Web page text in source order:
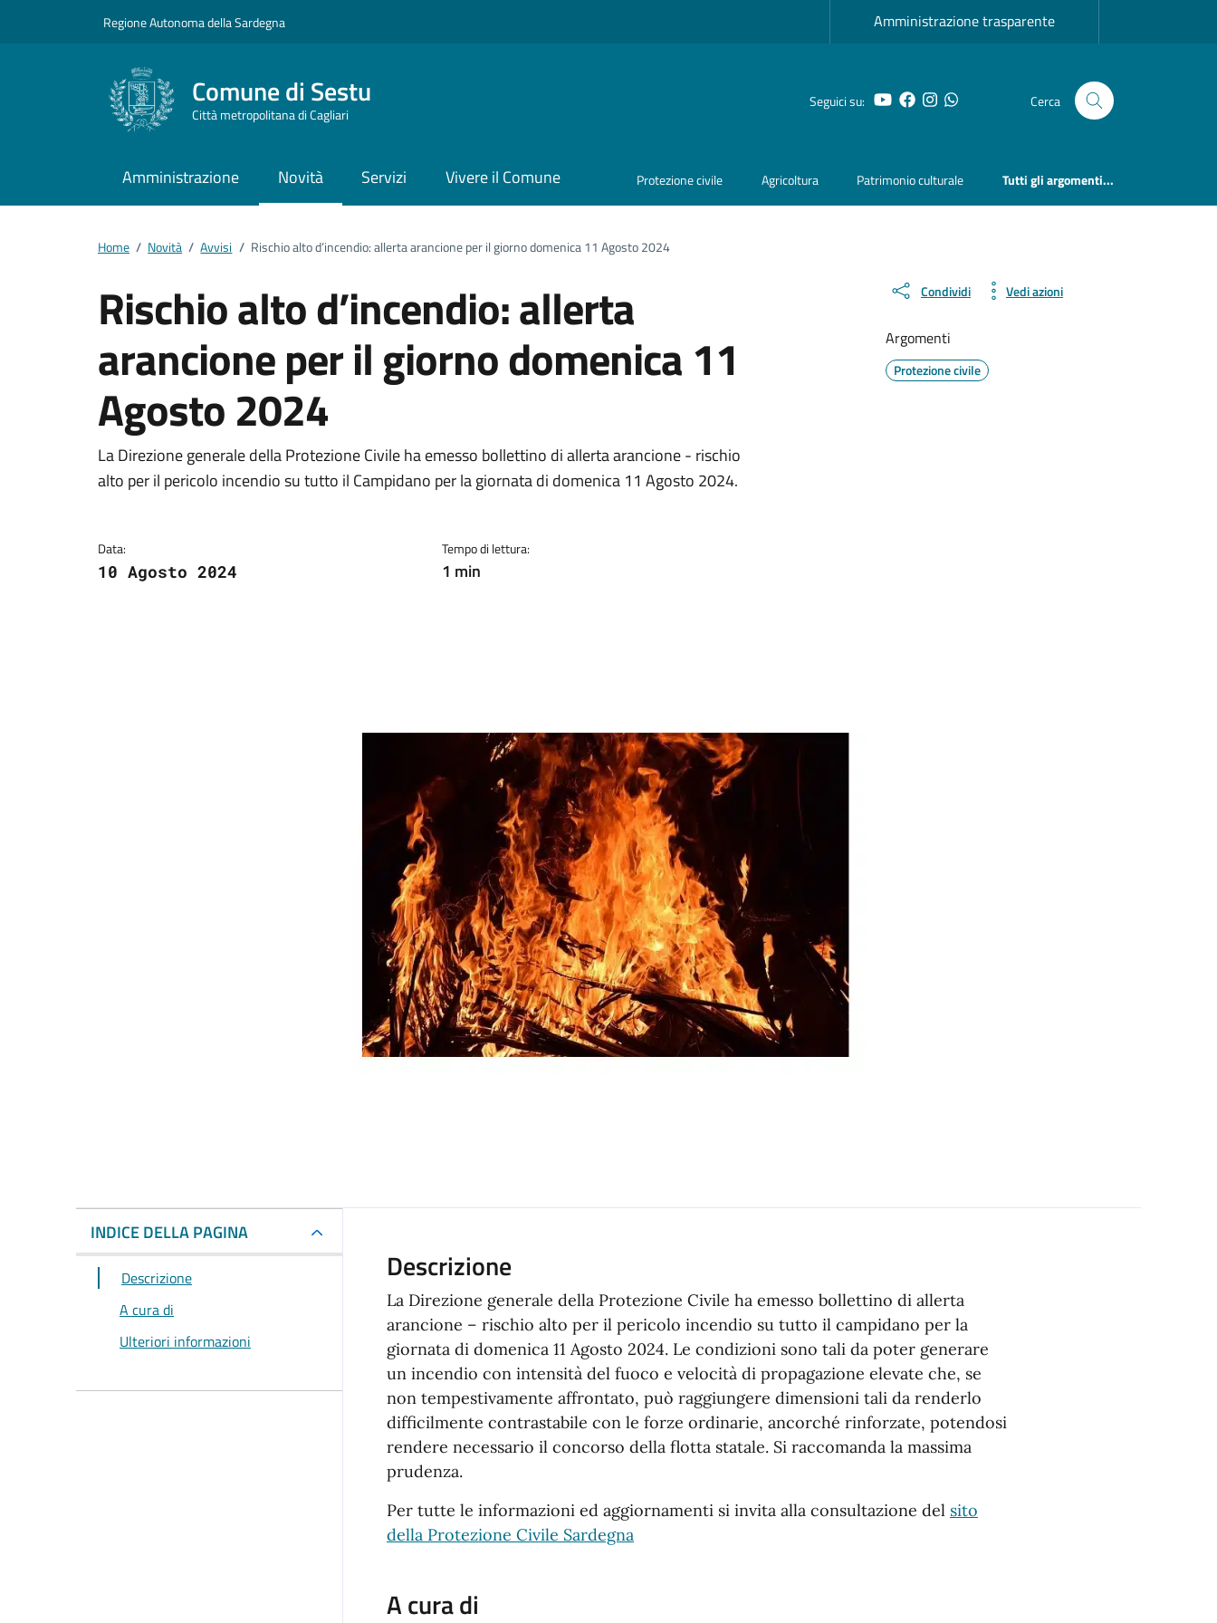
Regione Autonoma della Sardegna Amministrazione trasparente
Comune di Sestu
Città metropolitana di Cagliari
Seguici su: YouTube
Facebook
Instagram
Whatsapp Cerca
Amministrazione Novità Servizi Vivere il Comune Protezione civile Agricoltura Patrimonio culturale Tutti gli argomenti...
Home / Novità / Avvisi / Rischio alto d’incendio: allerta arancione per il giorno domenica 11 Agosto 2024
Rischio alto d’incendio: allerta
arancione per il giorno domenica 11
Agosto 2024
Dettagli della notizia
La Direzione generale della Protezione Civile ha emesso bollettino di allerta arancione - rischio
alto per il pericolo incendio su tutto il Campidano per la giornata di domenica 11 Agosto 2024.
Data:
10 Agosto 2024
Tempo di lettura:
1 min
Condividi Vedi azioni
Argomenti
Protezione civile
INDICE DELLA PAGINA
Descrizione
A cura di
Ulteriori informazioni
Descrizione
La Direzione generale della Protezione Civile ha emesso bollettino di allerta
arancione – rischio alto per il pericolo incendio su tutto il campidano per la
giornata di domenica 11 Agosto 2024. Le condizioni sono tali da poter generare
un incendio con intensità del fuoco e velocità di propagazione elevate che, se
non tempestivamente affrontato, può raggiungere dimensioni tali da renderlo
difficilmente contrastabile con le forze ordinarie, ancorché rinforzate, potendosi
rendere necessario il concorso della flotta statale. Si raccomanda la massima
prudenza.
Per tutte le informazioni ed aggiornamenti si invita alla consultazione del sito
della Protezione Civile Sardegna
A cura di